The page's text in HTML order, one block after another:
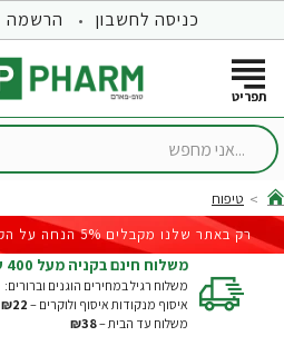
כניסה לחשבון הרשמה
...אני
home
טיפוח
רק באתר שלנו מקבלים 5% הנחה על הקנייה הבאה |
משלוח חינם בקניה מעל 400 ש"ח | דרך איפוסט עד 5 ק"ג
משלוח רגיל במחירים הוגנים וברורים:
איסוף מנקודות איסוף ולוקרים – ₪22
משלוח עד הבית –₪38